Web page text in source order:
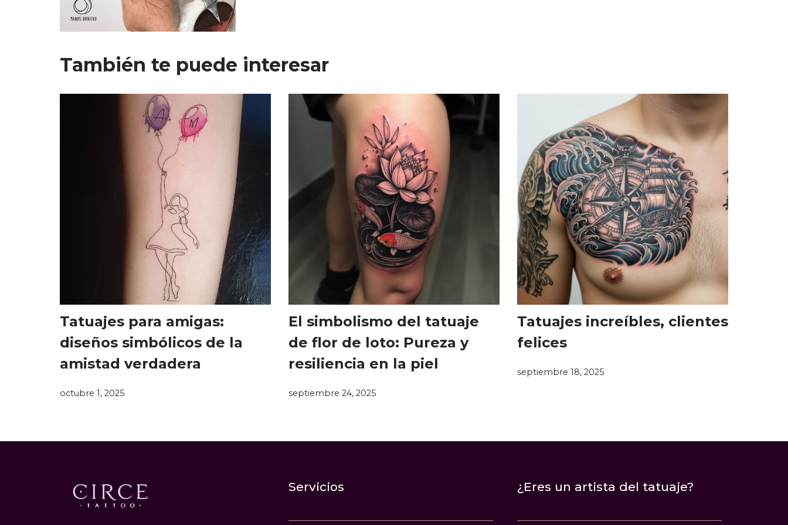
También te puede interesar
Tatuajes para amigas:
diseños simbólicos de la
amistad verdadera
octubre 1, 2025
El simbolismo del tatuaje
de flor de loto: Pureza y
resiliencia en la piel
septiembre 24, 2025
Tatuajes increíbles, clientes
felices
septiembre 18, 2025
Servicios ¿Eres un artista del tatuaje?